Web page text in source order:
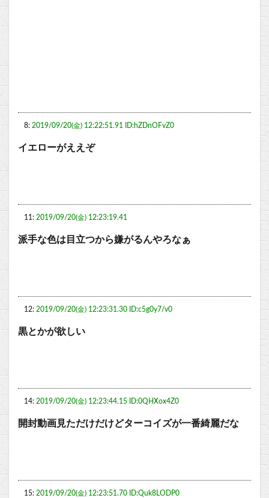
8: 2019/09/20(金) 12:22:51.91 ID:hZDnOFvZ0
イエローがええぞ
11: 2019/09/20(金) 12:23:19.41
派手な色は目立つから嫌がるんやろなぁ
12: 2019/09/20(金) 12:23:31.30 ID:c5g0y7/v0
黒とかが欲しい
14: 2019/09/20(金) 12:23:44.15 ID:0QHXox4Z0
開封動画見ただけだけどターコイズが一番綺麗だな
15: 2019/09/20(金) 12:23:51.70 ID:Quk8LODP0